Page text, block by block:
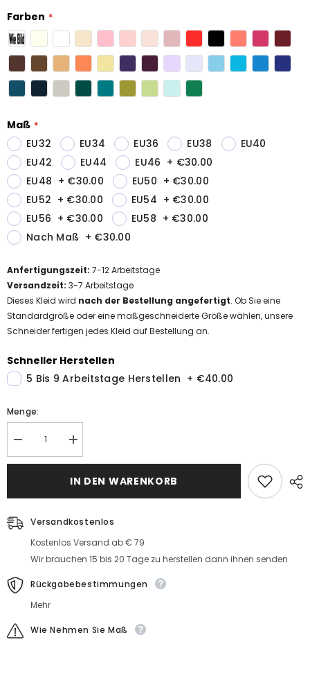
Farben
Maß
EU32
EU34 EU36 EU38
EU40
EU42
EU44 EU46 + €30.00
EU48 + €30.00 EU50 + €30.00
EU52 + €30.00 EU54 + €30.00
EU56 + €30.00 EU58 + €30.00
Nach Maß + €30.00
Anfertigungszeit: 7-12Arbeitstage
Versandzeit: 3-7 Arbeitstage
Dieses Kleid wird nach der Bestellung angefertigt. Ob Sie eine
Standardgröße oder eine maßgeschneiderte Größe wählen, unsere
Schneider fertigen jedes Kleid auf Bestellung an.
Schneller Herstellen
5 Bis 9 Arbeitstage Herstellen + €40.00
Menge:
Dunkel
Grün
Mit
Spaghetti
Träger
Etuikleid
Abendmoden
Günstig
MengeDunkel
Grün
Lange
Abendkleider
Mit
Spitze
Träger
Etuikleid
Abendmoden
Günstig
Online
IN DEN WARENKORB
Versandkostenlos
Kostenlos Versand ab € 79
Wir brauchen 15 bis 20 Tage zu herstellen dann ihnen senden
Rückgabebestimmungen
Mehr
Wie Nehmen Sie Maß